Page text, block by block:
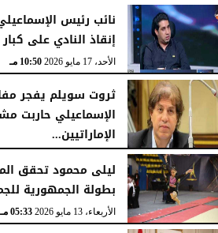
الأحد، 17 مايو 2026 10:52 مـ
نائب رئيس
إنقاذ النادي على
الأحد، 17 مايو 2026 10:50 مـ
ثروت سويلم يفجر
الإسماعيلي حاربت
الإماراتيين...
الأحد، 17 مايو 2026 10:47 مـ
ليلى محمود تحقق
بطولة الجمهورية
الأربعاء، 13 مايو 2026 05:33 مـ